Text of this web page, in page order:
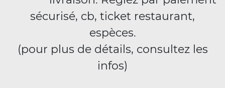
sécurisé, cb, ticket restaurant,
espèces.
(pour plus de détails, consultez les
infos)